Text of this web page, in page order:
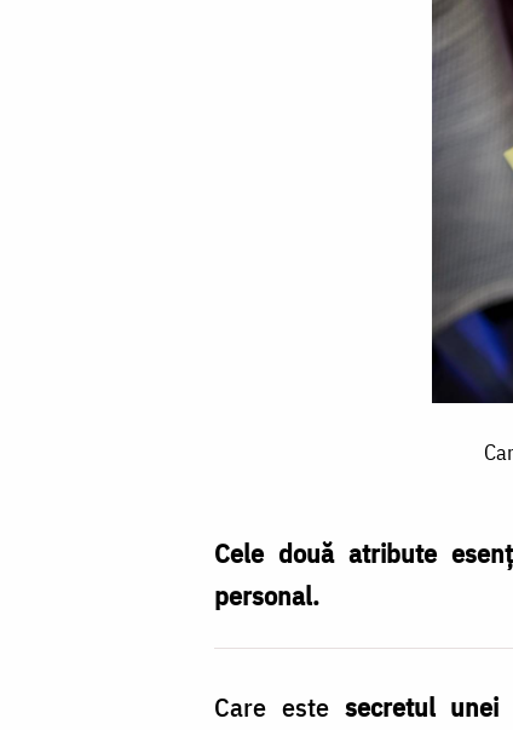
Cele două atribute
personal.
Care este secretul